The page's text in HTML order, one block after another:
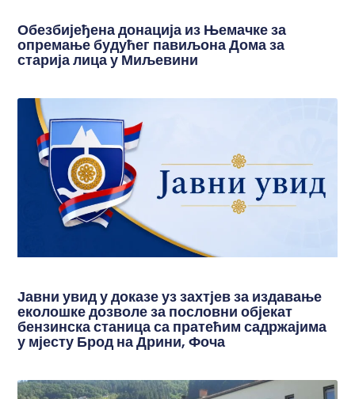
Обезбијеђена донација из Њемачке за
опремање будућег павиљона Дома за
старија лица у Миљевини
Јавни увид у доказе уз захтјев за издавање
еколошке дозволе за пословни објекат
бензинска станица са пратећим садржајима
у мјесту Брод на Дрини, Фоча